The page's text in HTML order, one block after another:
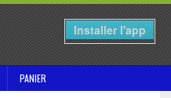
Installer l'app
PANIER